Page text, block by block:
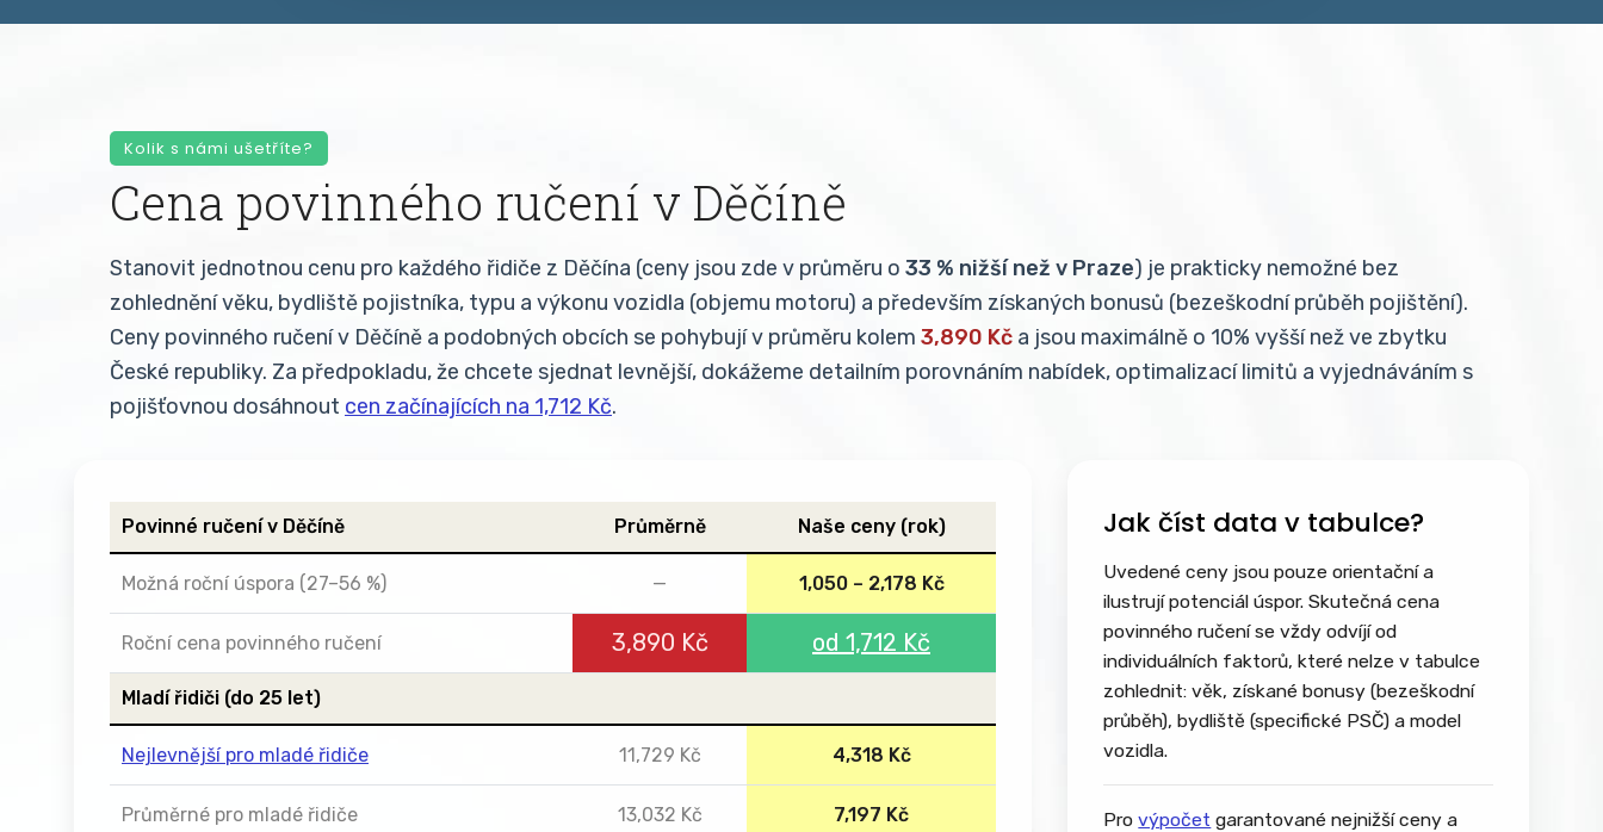
Kolik s námi ušetříte?
Cena povinného ručení v Děčíně
Stanovit jednotnou cenu pro každého řidiče z Děčína (ceny jsou zde v průměru o 33 % nižší než v Praze) je prakticky nemožné bez
zohlednění věku, bydliště pojistníka, typu a výkonu vozidla (objemu motoru) a především získaných bonusů (bezeškodní průběh pojištění).
Ceny povinného ručení v Děčíně a podobných obcích se pohybují v průměru kolem 3,890 Kč a jsou maximálně o 10% vyšší než ve zbytku
České republiky. Za předpokladu, že chcete sjednat levnější, dokážeme detailním porovnáním nabídek, optimalizací limitů a vyjednáváním s
pojišťovnou dosáhnout cen začínajících na 1,712 Kč.
Povinné ručení v Děčíně Průměrně Naše ceny (rok)
Možná roční úspora (27–56 %) — 1,050 – 2,178 Kč
Roční cena povinného ručení 3,890 Kč od 1,712 Kč
Mladí řidiči (do 25 let)
Nejlevnější pro mladé řidiče 11,729 Kč 4,318 Kč
Průměrné pro mladé řidiče 13,032 Kč 7,197 Kč
Jak číst data v tabulce?
Uvedené ceny jsou pouze orientační a
ilustrují potenciál úspor. Skutečná cena
povinného ručení se vždy odvíjí od
individuálních faktorů, které nelze v tabulce
zohlednit: věk, získané bonusy (bezeškodní
průběh), bydliště (specifické PSČ) a model
vozidla.
Provýpočet garantované nejnižší ceny a